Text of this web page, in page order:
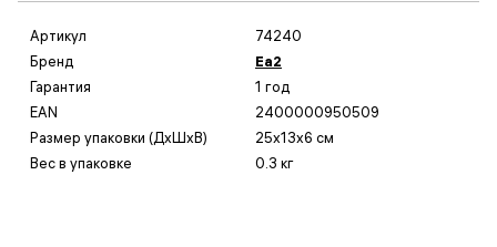
Артикул
74240
Бренд
Еа2
Гарантия
1 год
EAN
2400000950509
Размер упаковки (ДxШxВ)
25x13x6 см
Вес в упаковке
0.3 кг